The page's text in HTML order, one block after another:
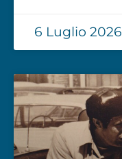
6 Luglio 2026